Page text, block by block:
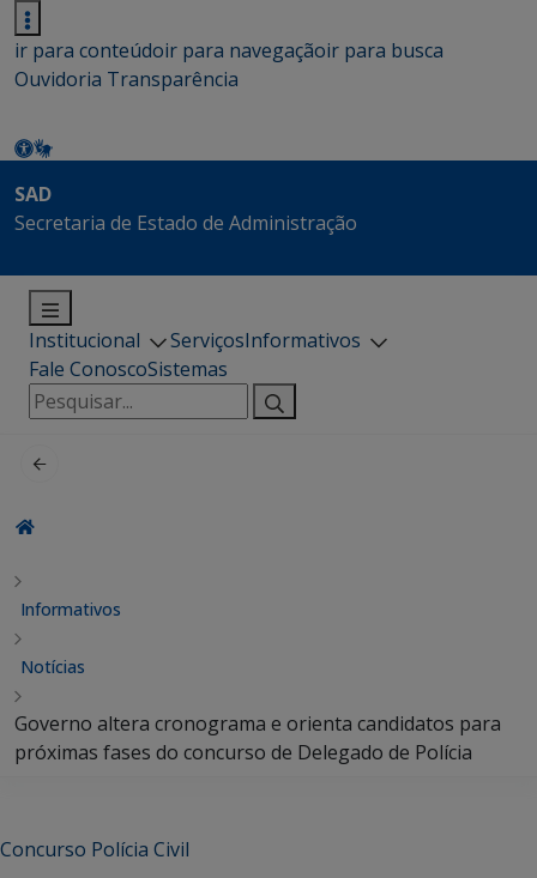
ir para conteúdoir para navegaçãoir para busca
Ouvidoria Transparência
SAD
Secretaria de Estado de Administração
Institucional ServiçosInformativos
Fale ConoscoSistemas
Pesquisar
por:
Informativos
Notícias
Governo altera cronograma e orienta candidatos para
próximas fases do concurso de Delegado de Polícia
Concurso Polícia Civil